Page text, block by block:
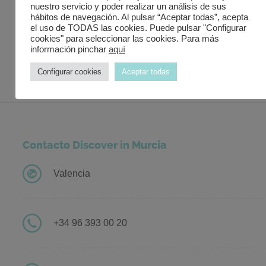
Gastronomía
Servicios de Transporte
Murcia Turística
Contacto Discover in Murcia
Valencia
+34 96 393 00 20
nuestro servicio y poder realizar un análisis de sus
hábitos de navegación. Al pulsar “Aceptar todas”, acepta
el uso de TODAS las cookies. Puede pulsar "Configurar
cookies" para seleccionar las cookies. Para más
información pinchar aquí
Configurar cookies Aceptar todas